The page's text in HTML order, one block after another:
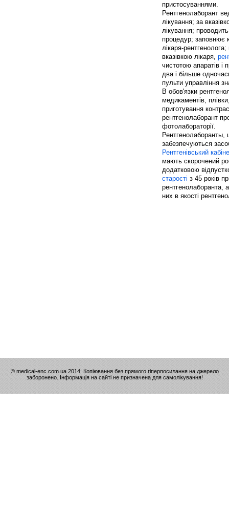
пристосуваннями.
Рентгенолаборант
лікування; за
лікування;
процедур; заповнює
лікаря-
вказівкою лікаря,
чистотою апаратів і
два і більше
пульти управління
В обов'язки
медикаментів,
приготування
рентгенолаборант
фотолабораторії.
Рентгенолаборанты,
забезпечуються
Рентгенівський
мають скорочений
додатковою
старості з 45 років
рентгенолаборанта,
них в якості
© medical-enc.com.ua 2014. Копіювання без прямого гіперпосилання на джерело
заборонено. Інформація на сайті не призначена для самолікування!